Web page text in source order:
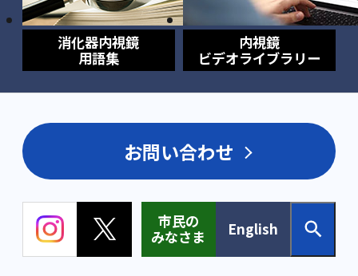
消化器内視鏡
用語集
内視鏡
ビデオライブラリー
お問い合わせ
市民の
みなさま
English